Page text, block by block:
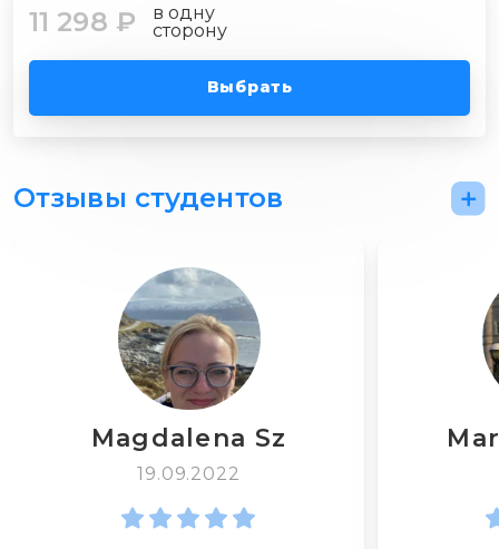
11 298 ₽
в одну
сторону
Выбрать
Отзывы студентов
Magdalena Sz
19.09.2022